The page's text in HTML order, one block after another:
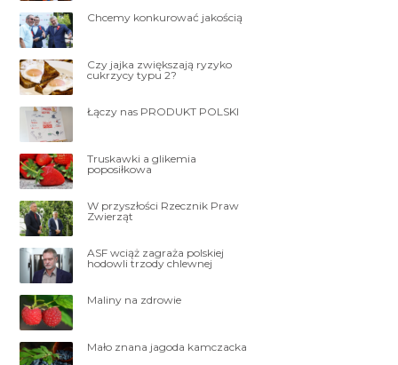
Chcemy konkurować jakością
Czy jajka zwiększają ryzyko
cukrzycy typu 2?
Łączy nas PRODUKT POLSKI
Truskawki a glikemia
poposiłkowa
W przyszłości Rzecznik Praw
Zwierząt
ASF wciąż zagraża polskiej
hodowli trzody chlewnej
Maliny na zdrowie
Mało znana jagoda kamczacka